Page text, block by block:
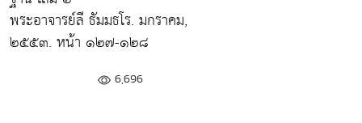
พระอาจารย์ลี ธัมมธโร. มกราคม,
๒๕๕๓. หน้า ๑๒๗-๑๒๘
6,696